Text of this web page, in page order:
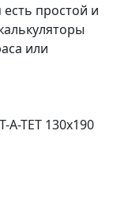
простой и
или